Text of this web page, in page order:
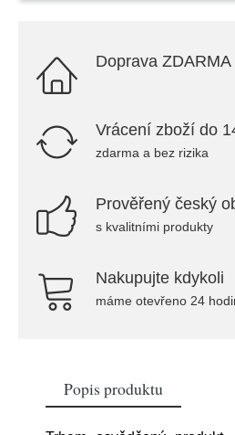
Doprava ZDARMA
Vrácení zboží do
zdarma a bez rizika
Prověřený český
s kvalitními produkty
Nakupujte kdykoli
máme otevřeno 24
Popis produktu